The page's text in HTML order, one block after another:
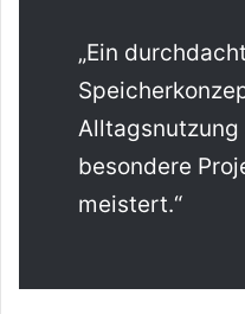
„Ein
Alltagsnutzung
besondere
meistert.“